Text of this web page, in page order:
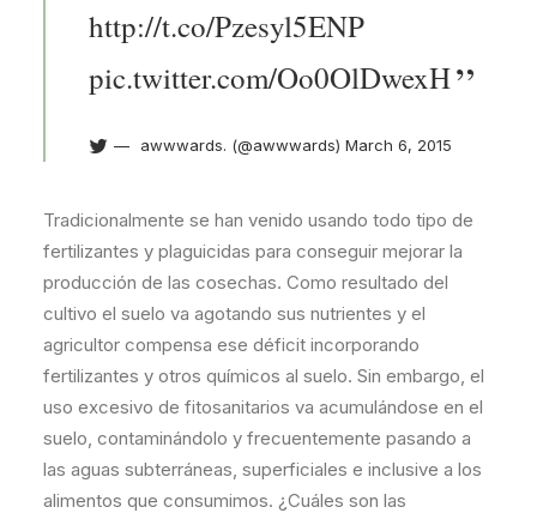
http://t.co/Pzesyl5ENP
pic.twitter.com/Oo0OlDwexH
awwwards. (@awwwards) March 6, 2015
Tradicionalmente se han venido usando todo tipo de
fertilizantes y plaguicidas para conseguir mejorar la
producción de las cosechas. Como resultado del
cultivo el suelo va agotando sus nutrientes y el
agricultor compensa ese déficit incorporando
fertilizantes y otros químicos al suelo. Sin embargo, el
uso excesivo de fitosanitarios va acumulándose en el
suelo, contaminándolo y frecuentemente pasando a
las aguas subterráneas, superficiales e inclusive a los
alimentos que consumimos. ¿Cuáles son las